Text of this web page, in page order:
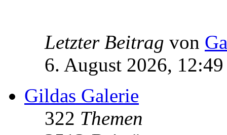
Letzter Beitrag von
6. August 2026, 12:49
Gildas Galerie
322 Themen